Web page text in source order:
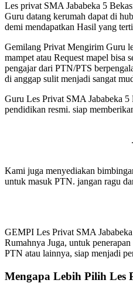
Les privat SMA Jababeka 5
Guru datang kerumah dapat di
demi mendapatkan Hasil yang
Gemilang Privat Mengirim Guru
mampet atau Request mapel bisa
pengajar dari PTN/PTS
di anggap sulit menjadi sangat
Guru Les Privat SMA Jababeka 5
pendidikan resmi. siap
Kami juga menyediakan
untuk masuk PTN. jangan ragu
GEMPI Les Privat SMA
Rumahnya Juga, untuk
PTN atau lainnya, siap menjadi
Mengapa Lebih Pilih Les